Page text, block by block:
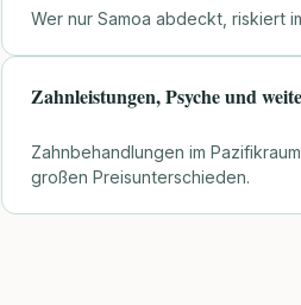
Wer nur Samoa abdeckt, riskiert
Zahnleistungen, Psyche und
Zahnbehandlungen im
großen Preisunterschieden.